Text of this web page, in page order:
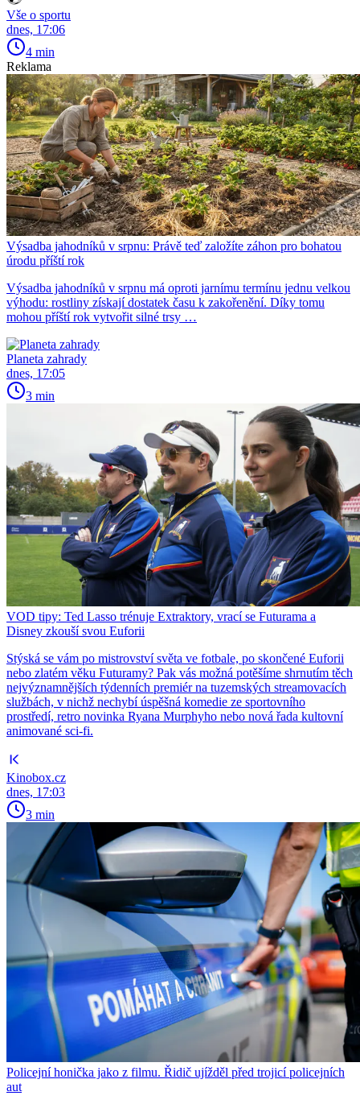
Vše o sportu
dnes, 17:06
4 min
Reklama
Výsadba jahodníků v srpnu: Právě teď založíte záhon pro bohatou
úrodu příští rok
Výsadba jahodníků v srpnu má oproti jarnímu termínu jednu velkou
výhodu: rostliny získají dostatek času k zakořenění. Díky tomu
mohou příští rok vytvořit silné trsy …
Planeta zahrady
dnes, 17:05
3 min
VOD tipy: Ted Lasso trénuje Extraktory, vrací se Futurama a
Disney zkouší svou Euforii
Stýská se vám po mistrovství světa ve fotbale, po skončené Euforii
nebo zlatém věku Futuramy? Pak vás možná potěšíme shrnutím těch
nejvýznamnějších týdenních premiér na tuzemských streamovacích
službách, v nichž nechybí úspěšná komedie ze sportovního
prostředí, retro novinka Ryana Murphyho nebo nová řada kultovní
animované sci-fi.
Kinobox.cz
dnes, 17:03
3 min
Policejní honička jako z filmu. Řidič ujížděl před trojicí policejních
aut